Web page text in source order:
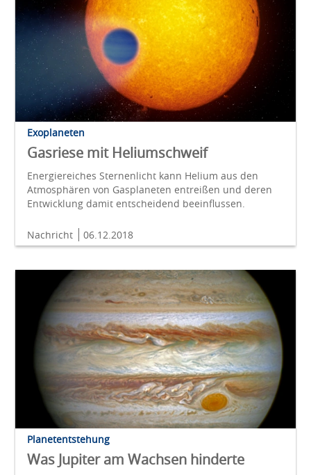
Exoplaneten
Gasriese mit Heliumschweif
Energiereiches Sternenlicht kann Helium aus den
Atmosphären von Gasplaneten entreißen und deren
Entwicklung damit entscheidend beeinflussen.
Nachricht 06.12.2018
Planetentstehung
Was Jupiter am Wachsen hinderte